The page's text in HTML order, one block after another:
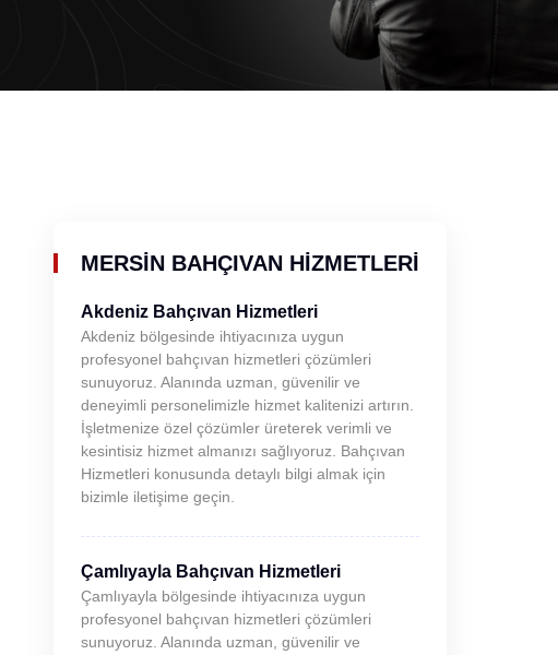
MERSIN BAHÇIVAN HIZMETLERI
Akdeniz Bahçıvan Hizmetleri
Akdeniz bölgesinde ihtiyacınıza uygun
profesyonel bahçıvan hizmetleri çözümleri
sunuyoruz. Alanında uzman, güvenilir ve
deneyimli personelimizle hizmet kalitenizi artırın.
İşletmenize özel çözümler üreterek verimli ve
kesintisiz hizmet almanızı sağlıyoruz. Bahçıvan
Hizmetleri konusunda detaylı bilgi almak için
bizimle iletişime geçin.
Çamlıyayla Bahçıvan Hizmetleri
Çamlıyayla bölgesinde ihtiyacınıza uygun
profesyonel bahçıvan hizmetleri çözümleri
sunuyoruz. Alanında uzman, güvenilir ve